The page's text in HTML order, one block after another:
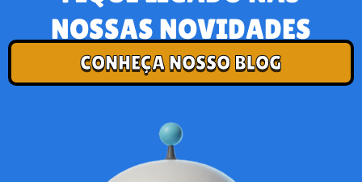
NOSSAS NOVIDADES
CONHEÇA NOSSO BLOG